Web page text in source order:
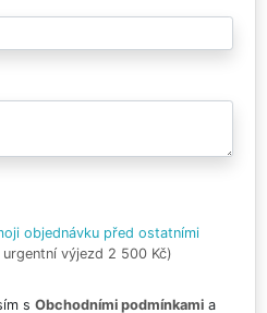
objednávku před ostatními
výjezd 2 500 Kč)
s Obchodními podmínkami a